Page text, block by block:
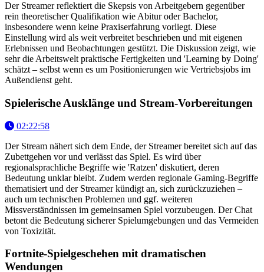
Der Streamer reflektiert die Skepsis von Arbeitgebern gegenüber
rein theoretischer Qualifikation wie Abitur oder Bachelor,
insbesondere wenn keine Praxiserfahrung vorliegt. Diese
Einstellung wird als weit verbreitet beschrieben und mit eigenen
Erlebnissen und Beobachtungen gestützt. Die Diskussion zeigt, wie
sehr die Arbeitswelt praktische Fertigkeiten und 'Learning by Doing'
schätzt – selbst wenn es um Positionierungen wie Vertriebsjobs im
Außendienst geht.
Spielerische Ausklänge und Stream-Vorbereitungen
02:22:58
Der Stream nähert sich dem Ende, der Streamer bereitet sich auf das
Zubettgehen vor und verlässt das Spiel. Es wird über
regionalsprachliche Begriffe wie 'Ratzen' diskutiert, deren
Bedeutung unklar bleibt. Zudem werden regionale Gaming-Begriffe
thematisiert und der Streamer kündigt an, sich zurückzuziehen –
auch um technischen Problemen und ggf. weiteren
Missverständnissen im gemeinsamen Spiel vorzubeugen. Der Chat
betont die Bedeutung sicherer Spielumgebungen und das Vermeiden
von Toxizität.
Fortnite-Spielgeschehen mit dramatischen
Wendungen